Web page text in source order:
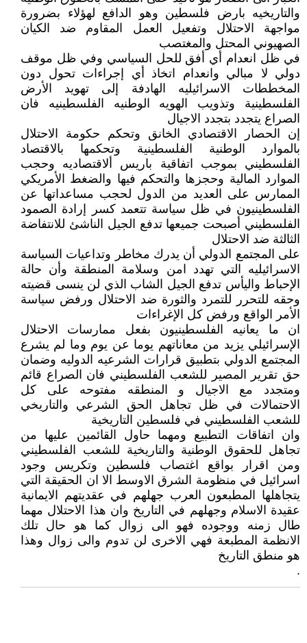
والتاريخيه بارض فلسطين وهو الدافع لهؤلاء بضرورة
مواجهة الاحتلال وتفعيل العمل المقاوم ضد الكيان
الصهيوني المحتل والمغتصب
في ظل انعدام أي أفق للحل السياسي وفي ظل موقف
دولي لا مبالي وانعدام اتخاذ أي إجراءات تحول دون
المخططات الاسرائيليه الهادفة إلى تهويد الأرض
الفلسطينية وتذويب الهويه الوطنيه الفلسطينيه فان
الصراع يتجدد بتجدد الاجيال
إن الحصار الاقتصادي الخانق وتحكم حكومة الاحتلال
بالموارد الوطنية الفلسطينية وتحكمها بالاقتصاد
الفلسطيني بموجب اتفاقية باريس ألاقتصاديه وحجب
الموارد المالية وحجزها والتحكم فيها والضغط الأمريكي
الممارس على العديد من الدول لحجب مساعداتها عن
الفلسطينيون في ظل سياسة تتعمد كسر إرادة الصمود
الفلسطيني أصبحت جميعها تدفع الجيل الناشئ للانتفاضة
الثالثة ضد الاحتلال
على المجتمع الدولي أن يدرك مخاطر وتداعيات السياسة
الاسرائيليه التي تهدد امن وسلامة المنطقة وأن حالة
الإحباط واليأس تدفع الجيل الشاب الذي لن ينسى قضيته
وحقه للتحرر للتمرد والثورة ضد الاحتلال ورفض سياسة
الأمر الواقع ورفض كل الإغراءات
ان ما يعانيه الفلسطينيون بفعل ممارسات الاحتلال
الإسرائيلي يزيد من معاناتهم يوما عن يوم وما لم يشرع
المجتمع الدولي بتطبيق قرارات الشرعيه الدوليه وضمان
حق تقرير المصير للشعب الفلسطيني فان الصراع قائم
ومتجدد مع الاجيال و المنطقه مفتوحه على كل
الاحتمالات في ظل تجاهل الحق الشرعي والتاريخي
للشعب الفلسطيني في فلسطين التاريخية
وان اتفاقات التطبيع ومهما حاول القائمين عليها من
تجاهل للحقوق الوطنية والتاريخية للشعب الفلسطيني
ومن اقرار بواقع اغتصاب فلسطين وتكريس وجود
اسرائيل في منظومة الشرق الاوسط الا ان الحقيقة التي
يتجاهلها المطبعون العرب جهلهم في عقديتهم الايمانية
عقيدة الاسلام وجهلهم في التاريخ وان هذا الاحتلال مهما
طال زمنه ووجوده فهو الى زوال كما هو حال تلك
الانظمة المطبعة فهي الاخرى لن تدوم والى زوال وهذا
هو منطق التاريخ
.